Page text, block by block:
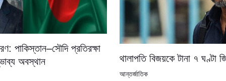
পাকিস্তান–সৌদি প্রতিরক্ষা
অবস্থান
থালাপতি বিজয়কে টানা ৭ ঘণ্টা
আন্তর্জাতিক